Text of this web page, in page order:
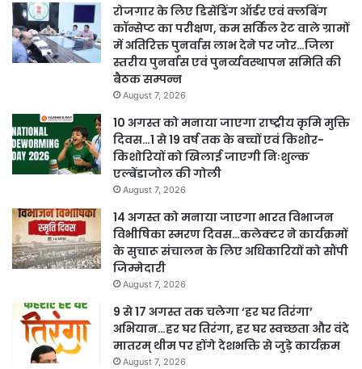
रोजगार के लिए डिसेंडिंग ऑर्डर एवं क्लबिंग
कॉन्सेप्ट का परीक्षण, कम सर्किल रेट वाले ग्रामों
में अतिरिक्त पुनर्वास लाभ देने पर जोर…जिला
स्तरीय पुनर्वास एवं पुनर्व्यवस्थापन समिति की
बैठक सम्पन्न
August 7, 2026
10 अगस्त को मनाया जाएगा राष्ट्रीय कृमि मुक्ति
दिवस…1 से 19 वर्ष तक के बच्चों एवं किशोर-
किशोरियों को खिलाई जाएगी निःशुल्क
एल्बेंडाजोल की गोली
August 7, 2026
14 अगस्त को मनाया जाएगा भारत विभाजन
विभीषिका स्मरण दिवस…कलेक्टर ने कार्यक्रमों
के सुचारू संचालन के लिए अधिकारियों को सौंपी
जिम्मेदारी
August 7, 2026
9 से 17 अगस्त तक चलेगा ‘हर घर तिरंगा’
अभियान…हर घर तिरंगा, हर घर स्वच्छता और वंदे
मातरम् थीम पर होंगे देशभक्ति से जुड़े कार्यक्रम
August 7, 2026